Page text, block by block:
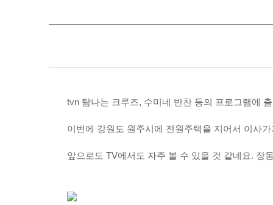
tvn 탐나는 크루즈, 수미네 반찬 등의 프로그램에
이번에 강원도 원주시에 전원주택을 지어서 이사
앞으로도 TV에서도 자주 볼 수 있을 것 같네요. 장